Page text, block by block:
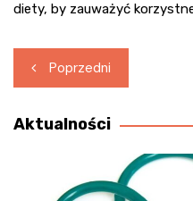
diety, by zauważyć
Nawigacja
wpisu
Poprzedni
Aktualności